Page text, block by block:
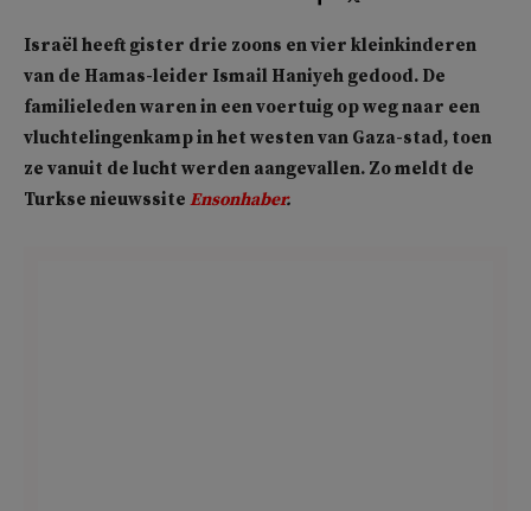
Israël heeft gister drie zoons en vier kleinkinderen
van de Hamas-leider Ismail Haniyeh gedood. De
familieleden waren in een voertuig op weg naar een
vluchtelingenkamp in het westen van Gaza-stad, toen
ze vanuit de lucht werden aangevallen. Zo meldt de
Turkse nieuwssite Ensonhaber.